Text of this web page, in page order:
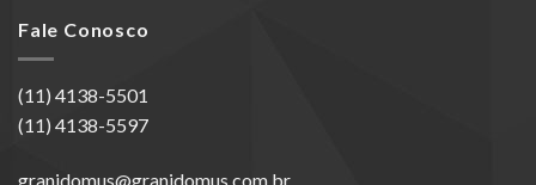
Fale Conosco
(11) 4138-5501
(11) 4138-5597
granidomus@granidomus.com.br